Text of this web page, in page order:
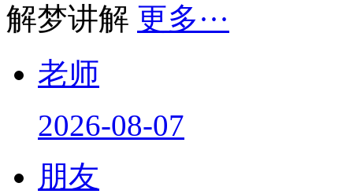
解梦讲解 更多···
老师
2026-08-07
朋友